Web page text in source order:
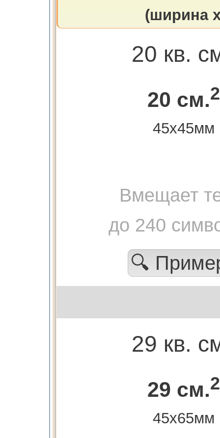
(ширина
20 кв.
20 см.2
45х45мм
Вмещает
до 240
🔍
29 кв.
29 см.2
45х65мм